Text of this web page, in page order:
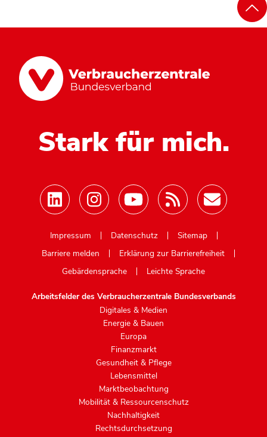
Stark für mich.
Impressum
Datenschutz
Sitemap
Barriere melden
Erklärung zur Barrierefreiheit
Gebärdensprache
Leichte Sprache
Arbeitsfelder des Verbraucherzentrale Bundesverbands
Digitales & Medien
Energie & Bauen
Europa
Finanzmarkt
Gesundheit & Pflege
Lebensmittel
Marktbeobachtung
Mobilität & Ressourcenschutz
Nachhaltigkeit
Rechtsdurchsetzung